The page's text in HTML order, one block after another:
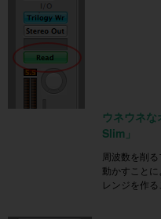
ウネウネ
Slim」
周波数を削
動かすこと
レンジを作る